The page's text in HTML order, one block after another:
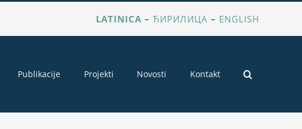
LATINICA –ЋИРИЛИЦА – ENGLISH
Publikacije Projekti Novosti Kontakt